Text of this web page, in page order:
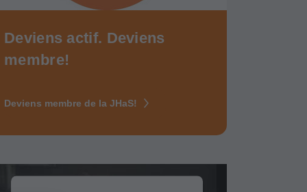
Deviens actif. Deviens
membre!
Deviens membre de la JHaS!